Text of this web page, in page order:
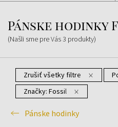
Pánske hodinky
(Našli sme pre Vás3 produkty)
Zrušiť všetky filtre
Značky: Fossil
Pánske hodinky